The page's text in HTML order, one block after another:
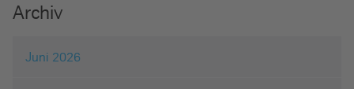
Archiv
Juni 2026